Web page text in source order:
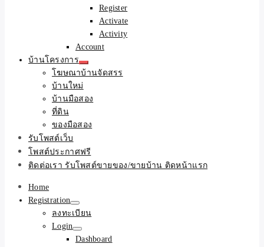
Register
Activate
Activity
Account
บ้านโครงการ
โฆษณาบ้านจัดสรร
บ้านใหม่
บ้านมือสอง
ที่ดิน
ของมือสอง
รับโพสต์เว็บ
โพสต์ประกาศฟรี
ติดต่อเรา รับโพสต์ขายของ/ขายบ้าน ติดหน้าแรก
Home
Registration
ลงทะเบียน
Login
Dashboard